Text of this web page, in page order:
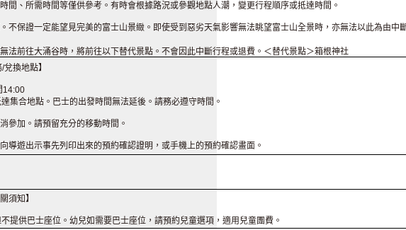
間、所需時間等僅供參考。有時會根據路況或參觀地點人潮，變更行程順序或抵達時間。
不保證一定能望見完美的富士山景緻。即使受到惡劣天氣影響無法眺望富士山全景時，亦無法以此為由中
法前往大涌谷時，將前往以下替代景點。不會因此中斷行程或退費。＜替代景點＞箱根神社
換地點】
14:00
集合地點。巴士的出發時間無法延後。請務必遵守時間。
參加。請預留充分的移動時間。
導遊出示事先列印出來的預約確認證明，或手機上的預約確認畫面。
須知】
提供巴士座位。幼兒如需要巴士座位，請預約兒童選項，適用兒童團費。